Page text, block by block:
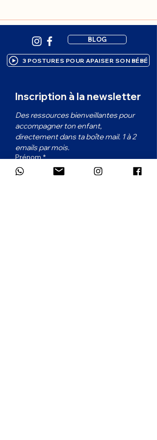
BLOG
3 POSTURES POUR APAISER SON BÉBÉ
Inscription à la newsletter
Des ressources bienveillantes pour
accompagner ton enfant,
directement dans ta boîte mail. 1 à 2
emails par mois.
Prénom *